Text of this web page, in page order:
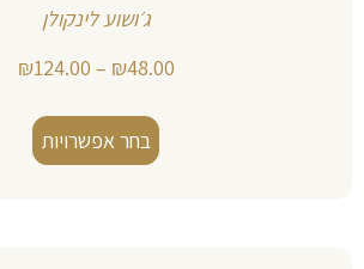
ג׳ושוע לינקולן
₪48.00
–
₪124.00
בחר אפשרויות